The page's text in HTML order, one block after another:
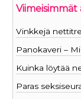
Vinkkejä
Panokaveri –
Kuinka löytää
Paras